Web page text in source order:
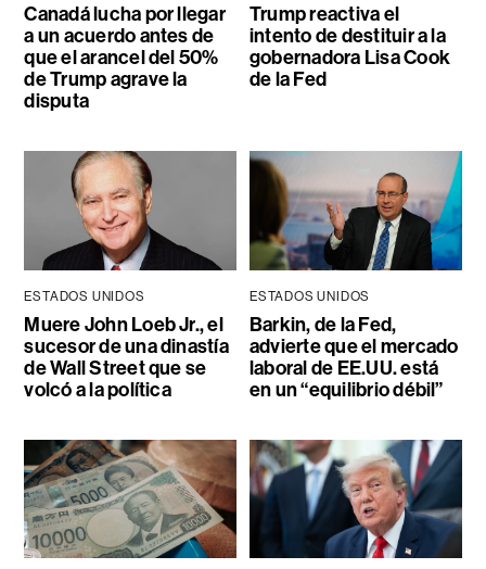
Canadá lucha por llegar
a un acuerdo antes de
que el arancel del 50%
de Trump agrave la
disputa
Trump reactiva el
intento de destituir a la
gobernadora Lisa Cook
de la Fed
ESTADOS UNIDOS
Muere John Loeb Jr., el
sucesor de una dinastía
de Wall Street que se
volcó a la política
ESTADOS UNIDOS
Barkin, de la Fed,
advierte que el mercado
laboral de EE.UU. está
en un “equilibrio débil”